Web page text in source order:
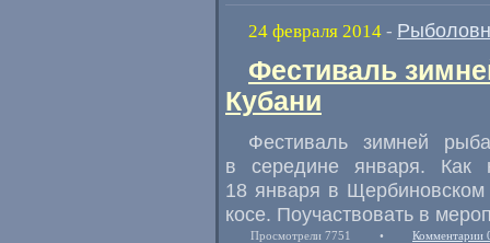
24 февраля 2014 -
Фестиваль
Кубани
Фестиваль зимней
в середине января. Как
18 января в
косе. Поучаствовать в
Просмотрели 7751 • Комментарии